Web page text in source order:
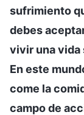
sufrimiento
debes
vivir una vida
En este
come la
campo de